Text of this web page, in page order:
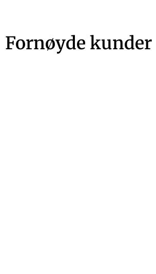
Fornøyde kunder